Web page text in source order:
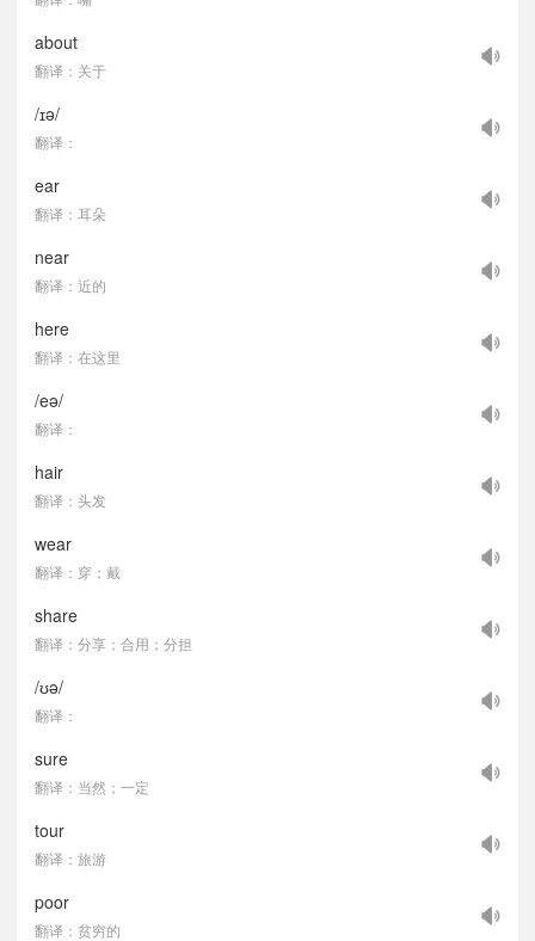
about
翻译：关于
/ɪə/
翻译：
ear
翻译：耳朵
near
翻译：近的
here
翻译：在这里
/eə/
翻译：
hair
翻译：头发
wear
翻译：穿；戴
share
翻译：分享；合用；分担
/ʊə/
翻译：
sure
翻译：当然；一定
tour
翻译：旅游
poor
翻译：贫穷的